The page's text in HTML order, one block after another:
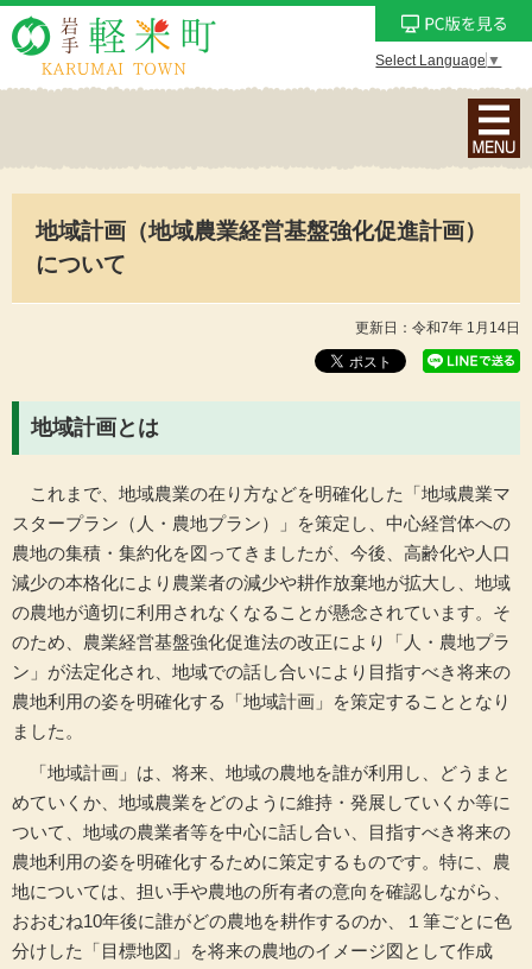
Select Language ▼
ナ
ビ
シ
メ
ニ
ュ
示
地域計画（地域農業経営基盤強化促進計画）
について
更新日：令和7年 1月14日
地域計画とは
これまで、地域農業の在り方などを明確化した「地域農業マ
スタープラン（人・農地プラン）」を策定し、中心経営体への
農地の集積・集約化を図ってきましたが、今後、高齢化や人口
減少の本格化により 農業者の減少や耕作放棄地が拡大し、地域
の農地が適切に利用されなくなることが懸念されています。 そ
のため、農業経営基盤強化促進法の改正により「人・農地プラ
ン」が法定化され、地域での話し合いにより目指すべき将来の
農地利用の姿を明確化する「地域計画」を策定することとなり
ました。
「地域計画」は、将来、地域の農地を誰が利用し、どうまと
めていくか、地域農業をどのように維持・発展していくか等に
ついて、地域の農業者等を中心に話し合い、目指すべき将来の
農地利用の姿を明確化するために策定するものです。特に、農
地については、担い手や農地の所有者の意向を確認しながら、
おおむね10年後に誰がどの農地を耕作するのか、１筆ごとに色
分けした「目標地図」を将来の農地のイメージ図として作成